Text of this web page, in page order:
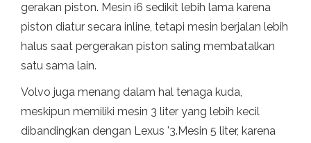
gerakan piston. Mesin i6 sedikit lebih lama karena
piston diatur secara inline, tetapi mesin berjalan lebih
halus saat pergerakan piston saling membatalkan
satu sama lain.
Volvo juga menang dalam hal tenaga kuda,
meskipun memiliki mesin 3 liter yang lebih kecil
dibandingkan dengan Lexus '3.Mesin 5 liter, karena